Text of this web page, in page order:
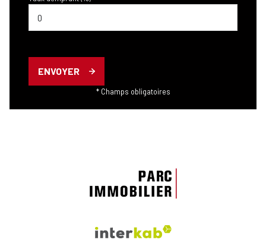
ENVOYER
* Champs obligatoires